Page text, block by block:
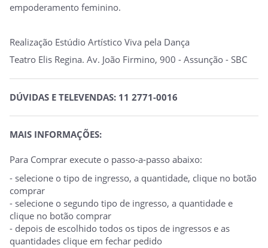
empoderamento feminino.
Realização Estúdio Artístico Viva pela Dança
Teatro Elis Regina. Av. João Firmino, 900 - Assunção - SBC
DÚVIDAS E TELEVENDAS: 11 2771-0016
MAIS INFORMAÇÕES:
Para Comprar execute o passo-a-passo abaixo:
- selecione o tipo de ingresso, a quantidade, clique no botão
comprar
- selecione o segundo tipo de ingresso, a quantidade e
clique no botão comprar
- depois de escolhido todos os tipos de ingressos e as
quantidades clique em fechar pedido